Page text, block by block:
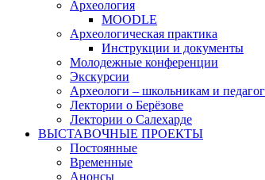
Археология
MOODLE
Археологическая практика
Инструкции и документы
Молодежные конференции
Экскурсии
Археологи – школьникам и
Лектории о Берёзове
Лектории о Салехарде
ВЫСТАВОЧНЫЕ ПРОЕКТЫ
Постоянные
Временные
Анонсы